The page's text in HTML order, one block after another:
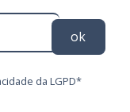
ok
da LGPD*